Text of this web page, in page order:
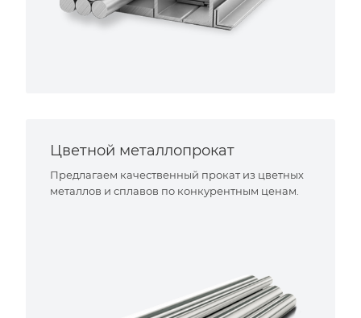
Цветной металлопрокат
Предлагаем качественный прокат из цветных
металлов и сплавов по конкурентным ценам.